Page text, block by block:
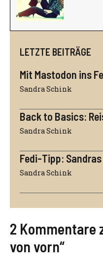
LETZTE BEITRÄGE
Mit Mastodon ins
Sandra Schink
Back to Basics:
Sandra Schink
Fedi-Tipp:
Sandra Schink
2 Kommentare
von vorn“